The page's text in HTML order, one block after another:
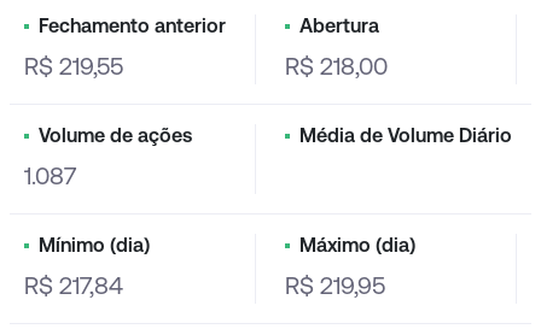
Fechamento anterior
R$ 219,55
Abertura
R$ 218,00
Volume de ações
1.087
Média de Volume Diário
Mínimo (dia)
R$ 217,84
Máximo (dia)
R$ 219,95